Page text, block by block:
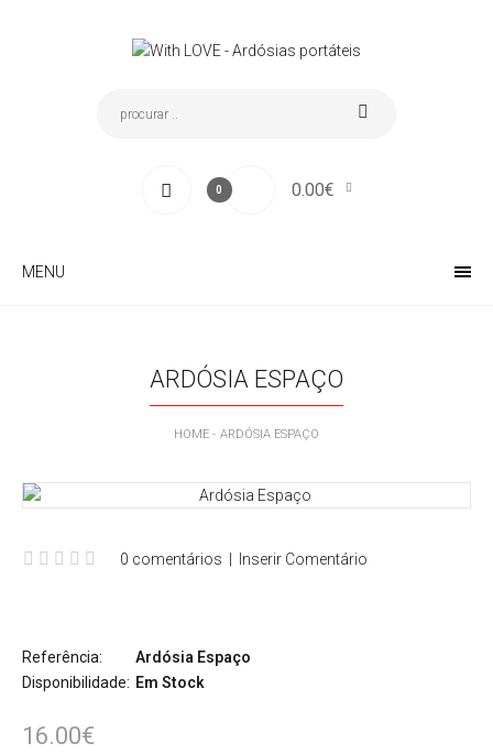
0 0.00€
MENU
ARDÓSIA ESPAÇO
HOME ARDÓSIA ESPAÇO
0 comentários Inserir Comentário
Referência:
Ardósia Espaço
Disponibilidade: Em Stock
16.00€